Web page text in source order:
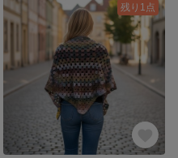
残り1点